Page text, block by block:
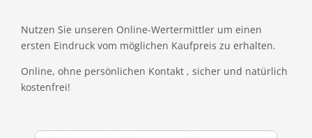
Nutzen Sie unseren Online-Wertermittler um einen
ersten Eindruck vom möglichen Kaufpreis zu erhalten.
Online, ohne persönlichen Kontakt , sicher und natürlich
kostenfrei!